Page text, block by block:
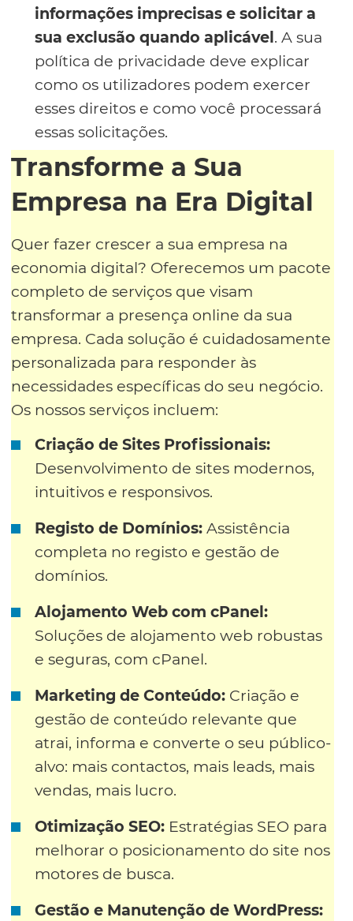
informações imprecisas e solicitar a
sua exclusão quando aplicável. A sua
política de privacidade deve explicar
como os utilizadores podem exercer
esses direitos e como você processará
essas solicitações.
Transforme a Sua
Empresa na Era Digital
Quer fazer crescer a sua empresa na
economia digital? Oferecemos um pacote
completo de serviços que visam
transformar a presença online da sua
empresa. Cada solução é cuidadosamente
personalizada para responder às
necessidades específicas do seu negócio.
Os nossos serviços incluem:
Criação de Sites Profissionais:
Desenvolvimento de sites modernos,
intuitivos e responsivos.
Registo de Domínios: Assistência
completa no registo e gestão de
domínios.
Alojamento Web com cPanel:
Soluções de alojamento web robustas
e seguras, com cPanel.
Marketing de Conteúdo: Criação e
gestão de conteúdo relevante que
atrai, informa e converte o seu público-
alvo: mais contactos, mais leads, mais
vendas, mais lucro.
Otimização SEO: Estratégias SEO para
melhorar o posicionamento do site nos
motores de busca.
Gestão e Manutenção de WordPress: